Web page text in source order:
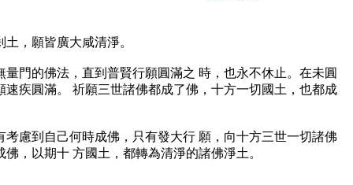
，願皆廣大咸清淨。
的佛法，直到普賢行願圓滿之 時，也永不休止。在未圓
疾圓滿。 祈願三世諸佛都成了佛，十方一切國土，也都成
慮到自己何時成佛，只有發大行 願，向十方三世一切諸佛
，以期十 方國土，都轉為清淨的諸佛淨土。